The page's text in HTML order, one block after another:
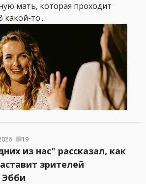
мать, которая проходит
какой-то...
19
из нас" рассказал, как
зрителей
Эбби